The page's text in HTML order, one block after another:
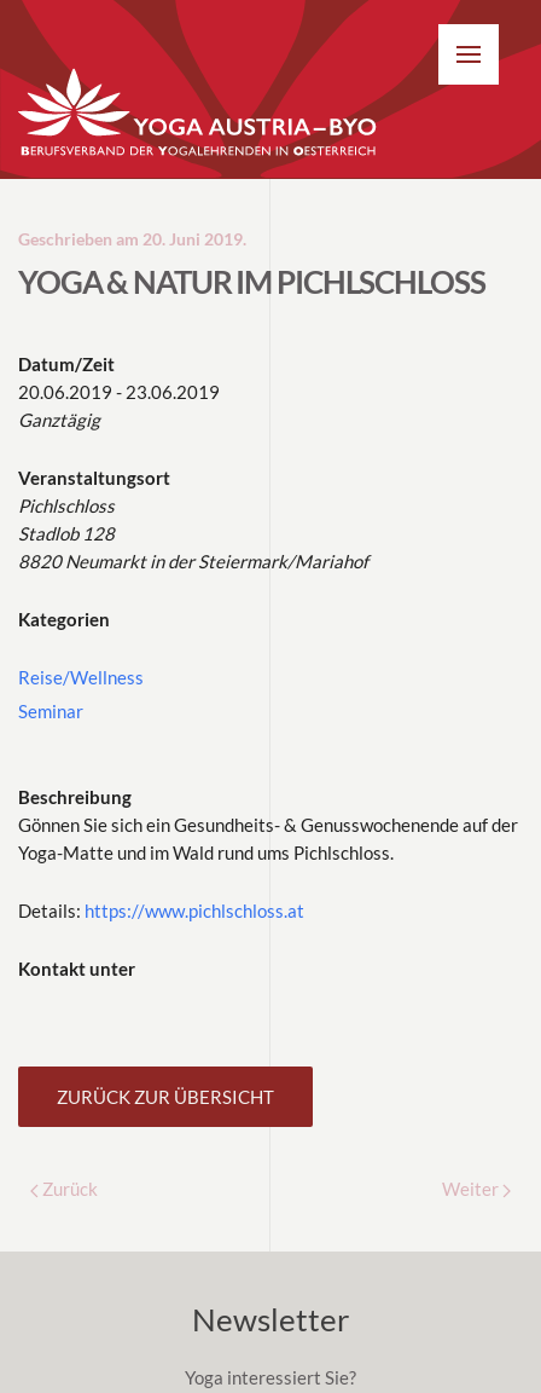
Geschrieben am 20. Juni 2019.
YOGA & NATUR IM PICHLSCHLOSS
Datum/Zeit
20.06.2019 - 23.06.2019
Ganztägig
Veranstaltungsort
Pichlschloss
Stadlob 128
8820 Neumarkt in der Steiermark/Mariahof
Kategorien
Reise/Wellness
Seminar
Beschreibung
Gönnen Sie sich ein Gesundheits- & Genusswochenende auf der
Yoga-Matte und im Wald rund ums Pichlschloss.
Details: https://www.pichlschloss.at
Kontakt unter
ZURÜCK ZUR ÜBERSICHT
Zurück Weiter
Newsletter
Yoga interessiert Sie?